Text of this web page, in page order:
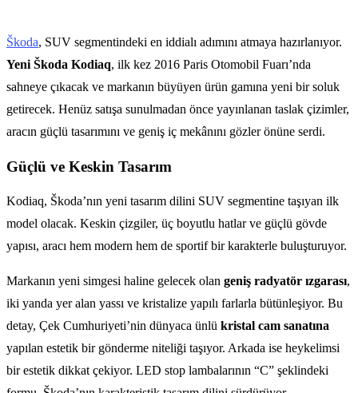
Škoda, SUV segmentindeki en iddialı adımını atmaya hazırlanıyor.
Yeni Škoda Kodiaq, ilk kez 2016 Paris Otomobil Fuarı’nda
sahneye çıkacak ve markanın büyüyen ürün gamına yeni bir soluk
getirecek. Henüz satışa sunulmadan önce yayınlanan taslak çizimler,
aracın güçlü tasarımını ve geniş iç mekânını gözler önüne serdi.
Güçlü ve Keskin Tasarım
Kodiaq, Škoda’nın yeni tasarım dilini SUV segmentine taşıyan ilk
model olacak. Keskin çizgiler, üç boyutlu hatlar ve güçlü gövde
yapısı, aracı hem modern hem de sportif bir karakterle buluşturuyor.
Markanın yeni simgesi haline gelecek olan geniş radyatör ızgarası,
iki yanda yer alan yassı ve kristalize yapılı farlarla bütünleşiyor. Bu
detay, Çek Cumhuriyeti’nin dünyaca ünlü kristal cam sanatına
yapılan estetik bir gönderme niteliği taşıyor. Arkada ise heykelimsi
bir estetik dikkat çekiyor. LED stop lambalarının “C” şeklindeki